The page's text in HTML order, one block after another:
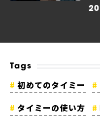
Tags
初めてのタイミー
タイミーの使い方